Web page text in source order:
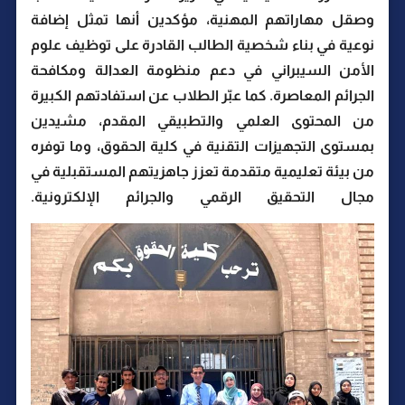
وصقل مهاراتهم المهنية، مؤكدين أنها تمثل إضافة
نوعية في بناء شخصية الطالب القادرة على توظيف علوم
الأمن السيبراني في دعم منظومة العدالة ومكافحة
الجرائم المعاصرة. كما عبّر الطلاب عن استفادتهم الكبيرة
من المحتوى العلمي والتطبيقي المقدم، مشيدين
بمستوى التجهيزات التقنية في كلية الحقوق، وما توفره
من بيئة تعليمية متقدمة تعزز جاهزيتهم المستقبلية في
مجال التحقيق الرقمي والجرائم الإلكترونية.